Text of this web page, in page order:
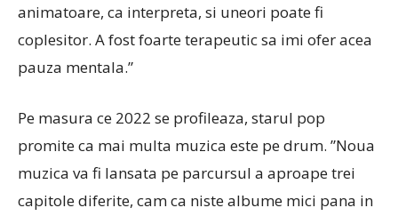
animatoare, ca interpreta, si uneori poate fi
coplesitor. A fost foarte terapeutic sa imi ofer acea
pauza mentala.”
Pe masura ce 2022 se profileaza, starul pop
promite ca mai multa muzica este pe drum. ”Noua
muzica va fi lansata pe parcursul a aproape trei
capitole diferite, cam ca niste albume mici pana in